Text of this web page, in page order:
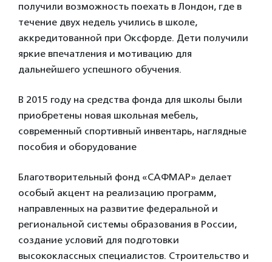
получили возможность поехать в Лондон, где в
течение двух недель учились в школе,
аккредитованной при Оксфорде. Дети получили
яркие впечатления и мотивацию для
дальнейшего успешного обучения.
В 2015 году на средства фонда для школы были
приобретены новая школьная мебель,
современный спортивный инвентарь, наглядные
пособия и оборудование
Благотворительный фонд «САФМАР» делает
особый акцент на реализацию программ,
направленных на развитие федеральной и
региональной системы образования в России,
создание условий для подготовки
высококлассных специалистов. Строительство и